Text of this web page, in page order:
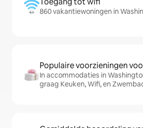
860 vakantiewoningen in
Populaire voorzieningen
In accommodaties in
graag Keuken, Wifi, en